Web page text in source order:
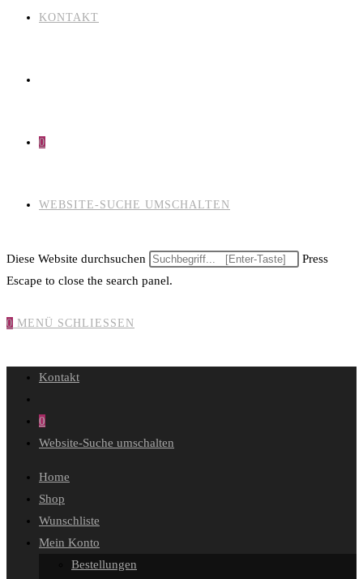
KONTAKT
0
WEBSITE-SUCHE UMSCHALTEN
Diese Website durchsuchen
Press
Escape to close the search panel.
0 MENÜ SCHLIESSEN
Kontakt
0
Website-Suche umschalten
Home
Shop
Wunschliste
Mein Konto
Bestellungen